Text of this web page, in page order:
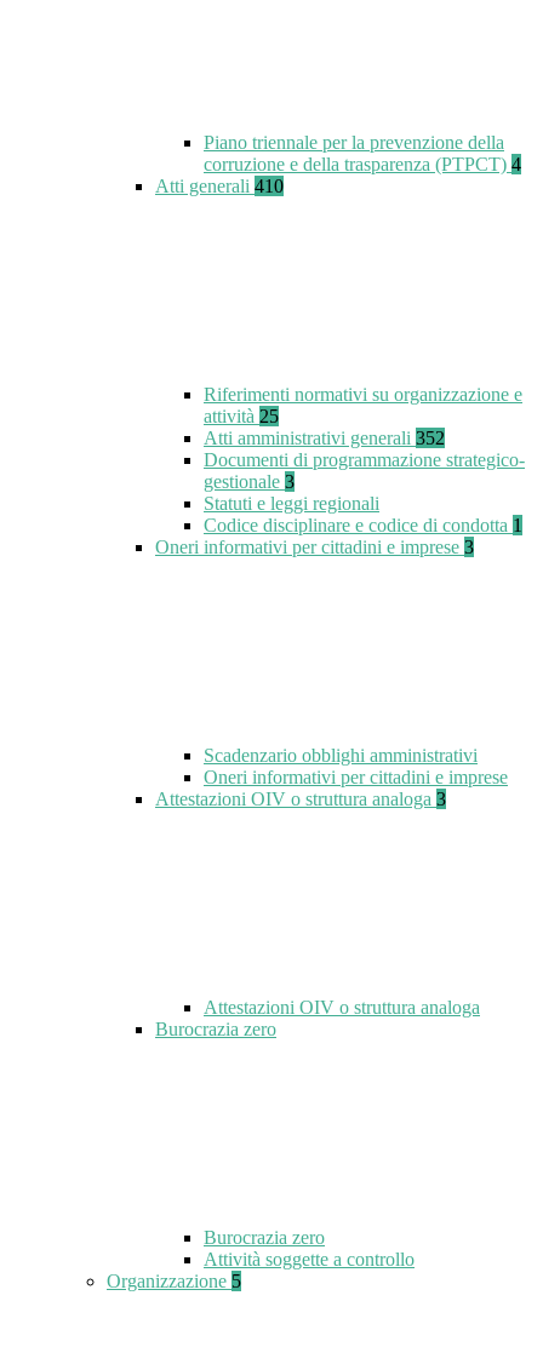
Piano triennale per la prevenzione della
corruzione e della trasparenza (PTPCT) 4
Atti generali 410
Riferimenti normativi su organizzazione e
attività 25
Atti amministrativi generali 352
Documenti di programmazione strategico-
gestionale 3
Statuti e leggi regionali
Codice disciplinare e codice di condotta 1
Oneri informativi per cittadini e imprese 3
Scadenzario obblighi amministrativi
Oneri informativi per cittadini e imprese
Attestazioni OIV o struttura analoga 3
Attestazioni OIV o struttura analoga
Burocrazia zero
Burocrazia zero
Attività soggette a controllo
Organizzazione 5